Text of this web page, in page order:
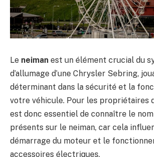
Le neiman est un élément crucial du
d’allumage d’une Chrysler Sebring,
déterminant dans la sécurité et la
votre véhicule. Pour les propriétaires
est donc essentiel de connaître le
présents sur le neiman, car cela
démarrage du moteur et le
accessoires électriques.